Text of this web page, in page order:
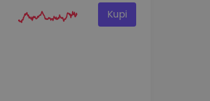
Kupi